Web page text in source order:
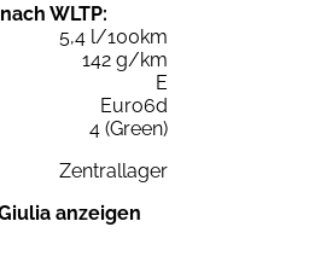
WLTP:
5,4 l/100km
142 g/km
E
Euro6d
4 (Green)
Zentrallager
anzeigen